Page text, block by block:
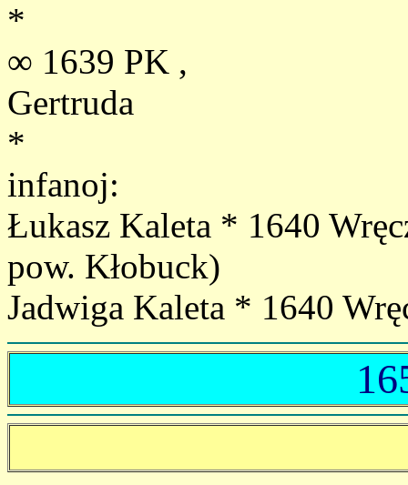
*
∞ 1639 PK ,
Gertruda
*
infanoj:
Łukasz Kaleta * 1640
pow. Kłobuck)
Jadwiga Kaleta * 1640